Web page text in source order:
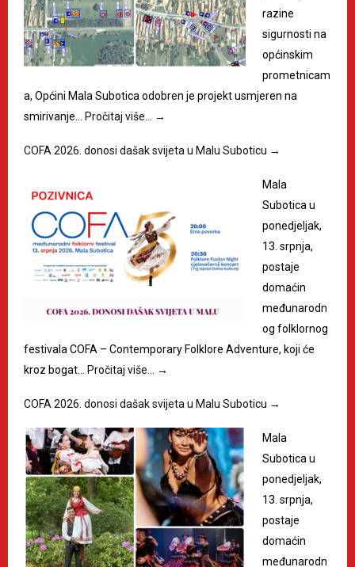
razine
sigurnosti na
općinskim
prometnicam
a, Općini Mala Subotica odobren je projekt usmjeren na
smirivanje… Pročitaj više… →
COFA 2026. donosi dašak svijeta u Malu Suboticu →
Mala
Subotica u
ponedjeljak,
13. srpnja,
postaje
domaćin
međunarodn
og folklornog
festivala COFA – Contemporary Folklore Adventure, koji će
kroz bogat… Pročitaj više… →
COFA 2026. donosi dašak svijeta u Malu Suboticu →
Mala
Subotica u
ponedjeljak,
13. srpnja,
postaje
domaćin
međunarodn